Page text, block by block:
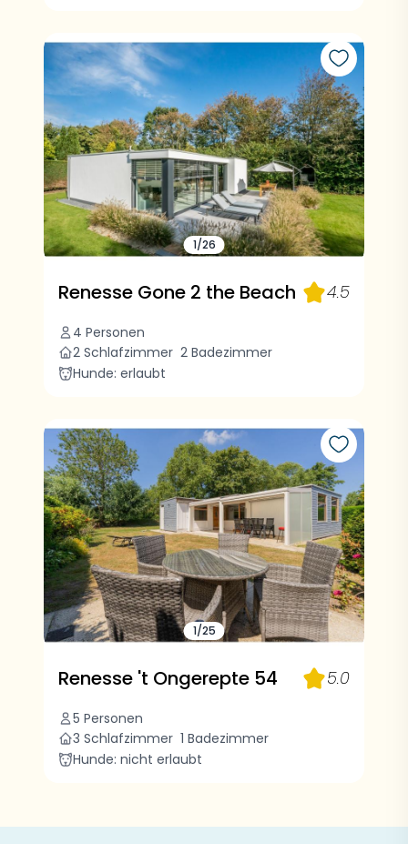
1/26
Renesse Gone 2 the Beach
4 Personen
2 Schlafzimmer 2 Badezimmer
Hunde: erlaubt
4.5
1/25
Renesse 't Ongerepte 54
5 Personen
3 Schlafzimmer 1 Badezimmer
Hunde: nicht erlaubt
5.0